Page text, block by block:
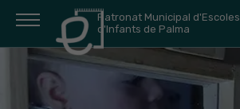
Patronat Municipal d'Escoles
d'Infants de Palma